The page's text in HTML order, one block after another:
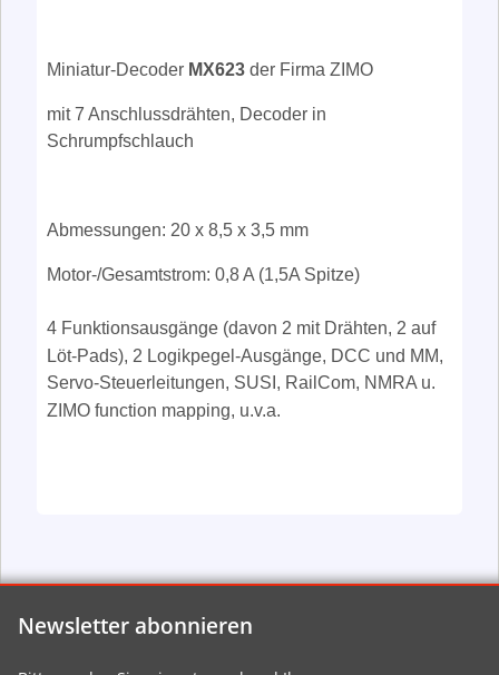
Miniatur-Decoder MX623der Firma ZIMO
mit 7 Anschlussdrähten, Decoder in
Schrumpfschlauch
Abmessungen: 20 x 8,5 x 3,5 mm
Motor-/Gesamtstrom: 0,8 A (1,5A Spitze)
4 Funktionsausgänge (davon 2 mit Drähten, 2 auf
Löt-Pads), 2 Logikpegel-Ausgänge, DCC und M M,
Servo-Steuerleitungen, SUSI, RailCom, NMRA u.
ZIMO function mapping, u.v.a.
Newsletter abonnieren